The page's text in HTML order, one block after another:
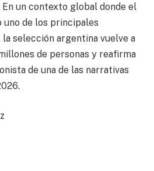
un contexto global donde el
de los principales
selección argentina vuelve a
de personas y reafirma
de una de las narrativas